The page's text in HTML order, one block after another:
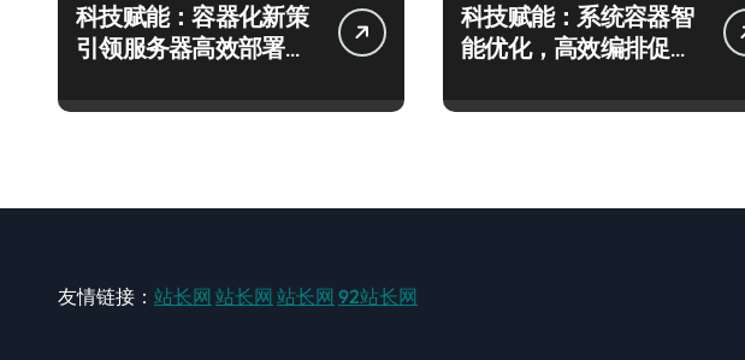
科技赋能：容器化新策
引领服务器高效部署与
科技赋能：系统容器智
能优化，高效编排促服
友情链接： 站长网 站长网 站长网 92站长网